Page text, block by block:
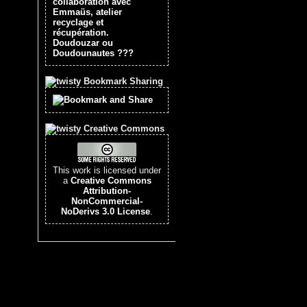
Emmaüs, atelier
recyclage et
récupération.
Doudouzar ou
Doudounautes ???
Bookmark Sharing
Creative Commons
This work is licensed under
a Creative Commons
Attribution-
NonCommercial-
NoDerivs 3.0 License.